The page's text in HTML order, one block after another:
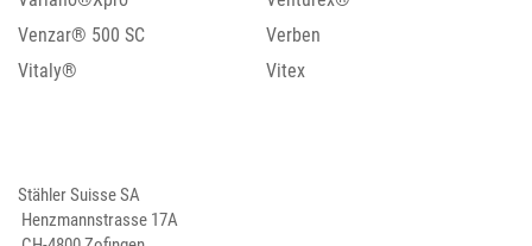
Venzar® 500 SC
Verben
Vitaly®
Vitex
Stähler Suisse SA
Henzmannstrasse 17A